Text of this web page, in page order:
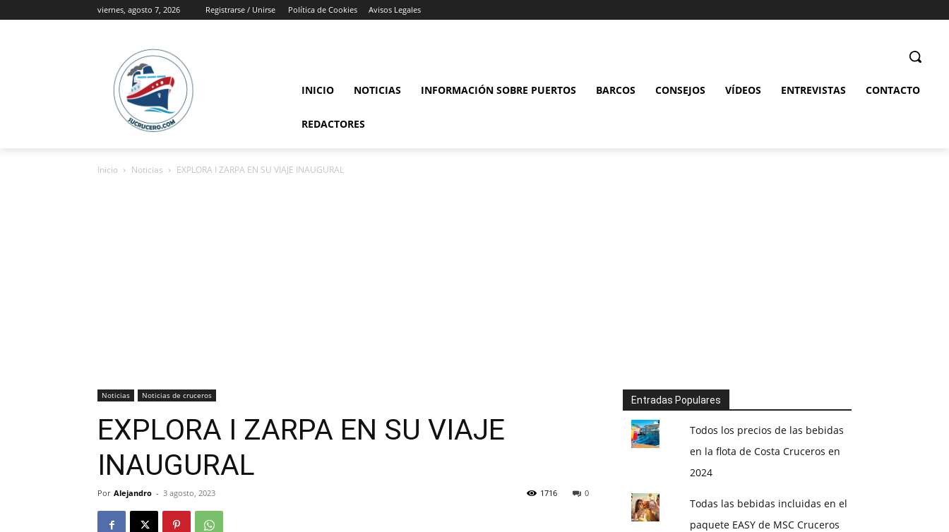
viernes, agosto 7, 2026 Registrarse / Unirse Política de Cookies Avisos Legales
INICIO NOTICIAS INFORMACIÓN SOBRE PUERTOS BARCOS CONSEJOS VÍDEOS ENTREVISTAS CONTACTO
REDACTORES
Inicio Noticias EXPLORA I ZARPA EN SU VIAJE INAUGURAL
Noticias Noticias de cruceros
EXPLORA I ZARPA EN SU VIAJE
INAUGURAL
Por Alejandro - 3 agosto, 2023 0
1716
Entradas Populares
Todos los precios de las bebidas
en la flota de Costa Cruceros en
2024
Todas las bebidas incluidas en el
paquete EASY de MSC Cruceros